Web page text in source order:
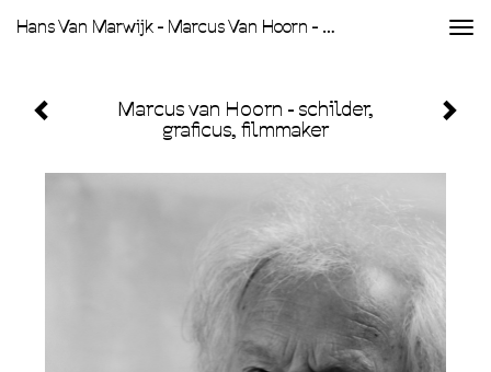
Hans Van Marwijk - Marcus Van Hoorn - Schilder, Graficus, Filmmaker
Marcus van Hoorn - schilder,
graficus, filmmaker